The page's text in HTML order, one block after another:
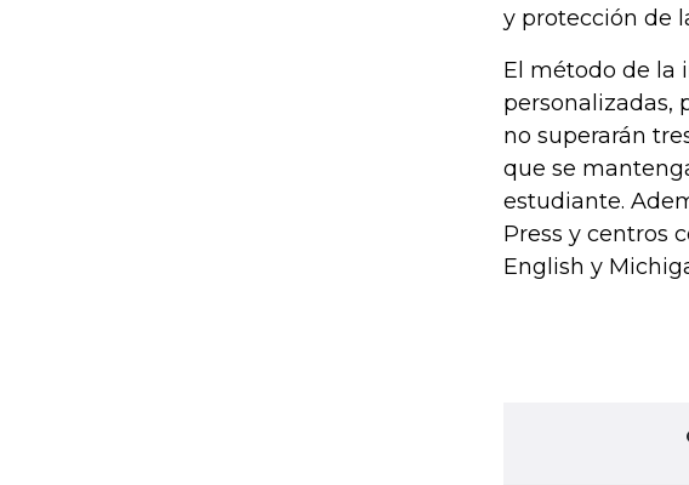
y protección de
El método de la
personalizadas,
no superarán
que se
estudiante.
Press y centros
English y